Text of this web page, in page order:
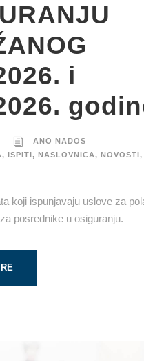
i
ANO NADOS
, ISPITI , NASLOVNICA, NOVOSTI ,
koji ispunjavaju uslove za
posrednike u osiguranju.